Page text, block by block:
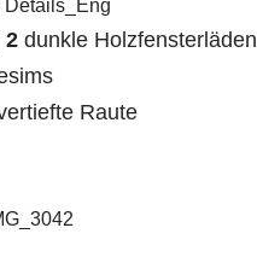
2 dunkle Holzfensterläden
Raute